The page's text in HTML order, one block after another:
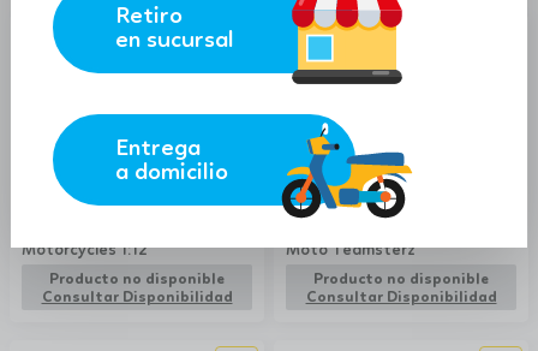
Retiro
en sucursal
Entrega
a domicilio
Motorcycles 1:12
16.99
Producto no disponible
Consultar Disponibilidad
Moto Teamsterz
$10.99
Producto no disponible
Consultar Disponibilidad